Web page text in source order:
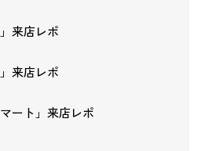
来店レポ
来店レポ
ート」来店レポ